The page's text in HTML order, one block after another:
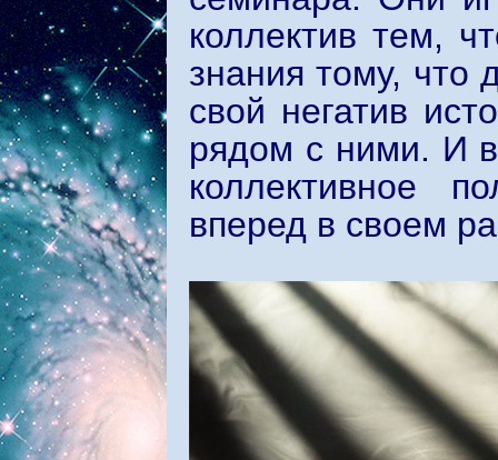
коллектив тем,
знания тому, что
свой негатив
рядом с ними. И
коллективное
вперед в своем